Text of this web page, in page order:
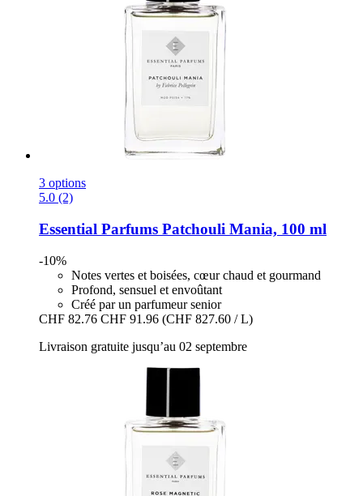
3 options
5.0 (2)
Essential Parfums Patchouli Mania, 100 ml
-10%
Notes vertes et boisées, cœur chaud et gourmand
Profond, sensuel et envoûtant
Créé par un parfumeur senior
CHF 82.76 CHF 91.96 (CHF 827.60 / L)
Livraison gratuite jusqu’au 02 septembre